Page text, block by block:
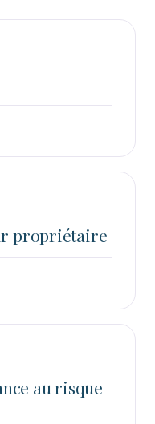
propriétaire
au risque